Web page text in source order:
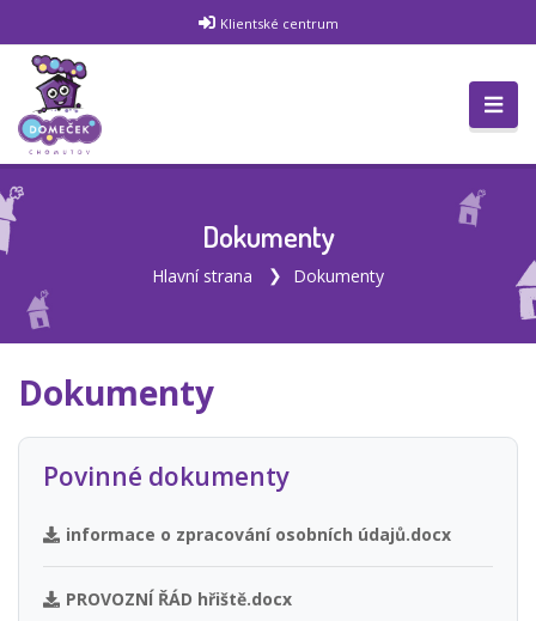
Klientské centrum
Dokumenty
Hlavní strana Dokumenty
Dokumenty
Povinné dokumenty
informace o zpracování osobních údajů.docx
PROVOZNÍ ŘÁD hřiště.docx